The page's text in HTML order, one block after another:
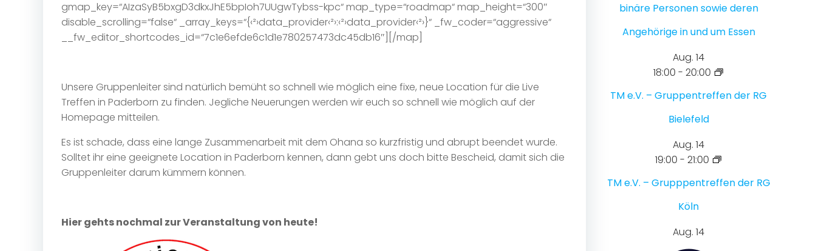
gmap_key=“AIzaSyB5bxgD3dkxJhE5bpIoh7UUgwTybss-kpc“ map_type=“roadmap“ map_height=“300″
disable_scrolling=“false“ _array_keys=“{‹²›data_provider‹²›:‹²›data_provider‹²›}“ _fw_coder=“aggressive“
__fw_editor_shortcodes_id=“7c1e6efde6c1d1e780257473dc45db16″][/map]
Unsere Gruppenleiter sind natürlich bemüht so schnell wie möglich eine fixe, neue Location für die Live
Treffen in Paderborn zu finden. Jegliche Neuerungen werden wir euch so schnell wie möglich auf der
Homepage mitteilen.
Es ist schade, dass eine lange Zusammenarbeit mit dem Ohana so kurzfristig und abrupt beendet wurde.
Solltet ihr eine geeignete Location in Paderborn kennen, dann gebt uns doch bitte Bescheid, damit sich die
Gruppenleiter darum kümmern können.
Hier gehts nochmal zur Veranstaltung von heute!
binäre Personen sowie deren
Angehörige in und um Essen
Aug. 14
18:00 - 20:00
TM e.V. – Gruppentreffen der RG
Bielefeld
Aug. 14
19:00 - 21:00
TM e.V. – Grupppentreffen der RG
Köln
Aug. 14